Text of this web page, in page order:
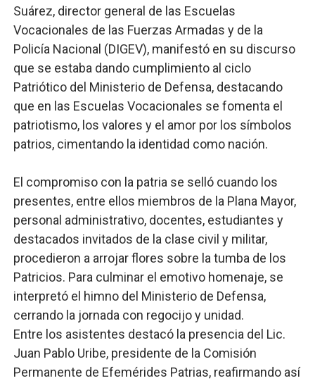
Suárez, director general de las Escuelas
Vocacionales de las Fuerzas Armadas y de la
Policía Nacional (DIGEV), manifestó en su discurso
que se estaba dando cumplimiento al ciclo
Patriótico del Ministerio de Defensa, destacando
que en las Escuelas Vocacionales se fomenta el
patriotismo, los valores y el amor por los símbolos
patrios, cimentando la identidad como nación.
El compromiso con la patria se selló cuando los
presentes, entre ellos miembros de la Plana Mayor,
personal administrativo, docentes, estudiantes y
destacados invitados de la clase civil y militar,
procedieron a arrojar flores sobre la tumba de los
Patricios. Para culminar el emotivo homenaje, se
interpretó el himno del Ministerio de Defensa,
cerrando la jornada con regocijo y unidad.
Entre los asistentes destacó la presencia del Lic.
Juan Pablo Uribe, presidente de la Comisión
Permanente de Efemérides Patrias, reafirmando así